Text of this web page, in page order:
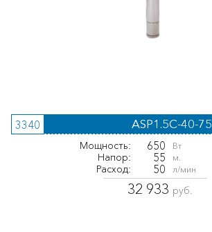
3340 ASP1.5C-40-75
Мощность: 650 Вт
Напор: 55 м.
Расход: 50 л/мин
32 933 руб.